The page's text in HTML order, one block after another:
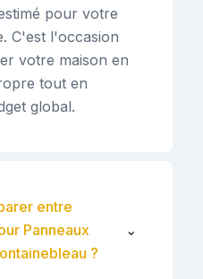
pour votre
C'est l'occasion
votre maison en
tout en
global.
entre
Panneaux
?
⌄